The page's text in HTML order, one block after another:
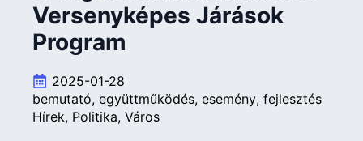
Versenyképes Járások
Program
2025-01-28
bemutató együttműködés esemény fejlesztés
Hírek Politika Város